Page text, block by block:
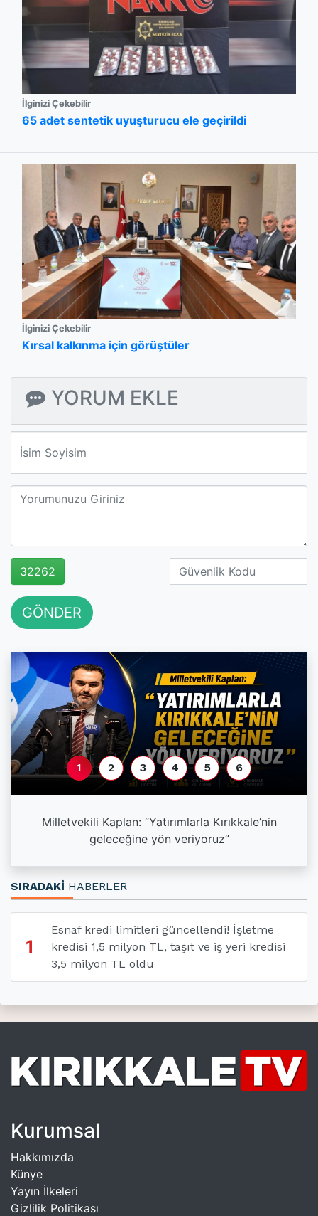
İlginizi Çekebilir
65 adet sentetik uyuşturucu ele geçirildi
İlginizi Çekebilir
Kırsal kalkınma için görüştüler
YORUM EKLE
32262
GÖNDER
Milletvekili Kaplan: “Yatırımlarla Kırıkkale’nin
geleceğine yön veriyoruz”
1 2 3 4 5 6
SIRADAKİ HABERLER
1
Esnaf kredi limitleri güncellendi! İşletme
kredisi 1,5 milyon TL, taşıt ve iş yeri kredisi
3,5 milyon TL oldu
Kurumsal
Hakkımızda
Künye
Yayın İlkeleri
Gizlilik Politikası